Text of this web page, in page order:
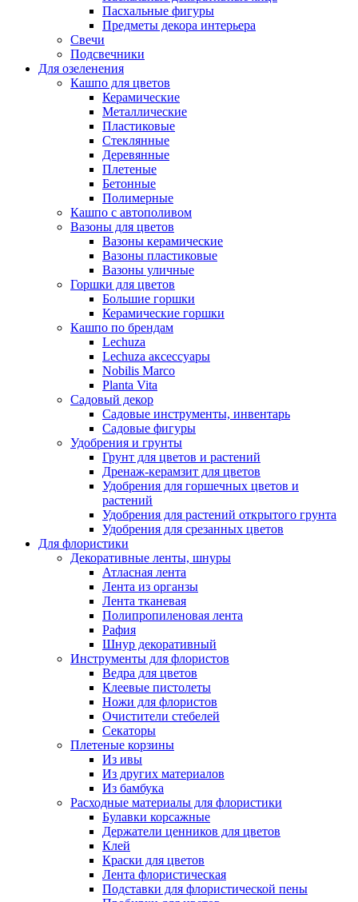
Пасхальные фигуры
Предметы декора интерьера
Свечи
Подсвечники
Для озеленения
Кашпо для цветов
Керамические
Металлические
Пластиковые
Стеклянные
Деревянные
Плетеные
Бетонные
Полимерные
Кашпо с автополивом
Вазоны для цветов
Вазоны керамические
Вазоны пластиковые
Вазоны уличные
Горшки для цветов
Большие горшки
Керамические горшки
Кашпо по брендам
Lechuza
Lechuza аксессуары
Nobilis Marco
Planta Vita
Садовый декор
Садовые инструменты, инвентарь
Садовые фигуры
Удобрения и грунты
Грунт для цветов и растений
Дренаж-керамзит для цветов
Удобрения для горшечных цветов и
растений
Удобрения для растений открытого грунта
Удобрения для срезанных цветов
Для флористики
Декоративные ленты, шнуры
Атласная лента
Лента из органзы
Лента тканевая
Полипропиленовая лента
Рафия
Шнур декоративный
Инструменты для флористов
Ведра для цветов
Клеевые пистолеты
Ножи для флористов
Очистители стебелей
Секаторы
Плетеные корзины
Из ивы
Из других материалов
Из бамбука
Расходные материалы для флористики
Булавки корсажные
Держатели ценников для цветов
Клей
Краски для цветов
Лента флористическая
Подставки для флористической пены